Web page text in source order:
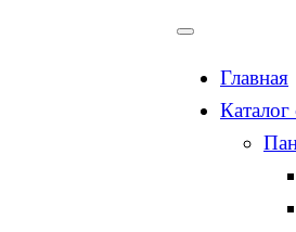
Главная